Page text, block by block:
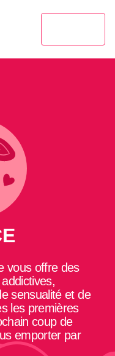
vous offre des
sensualité et de
les premières
coup de
emporter par